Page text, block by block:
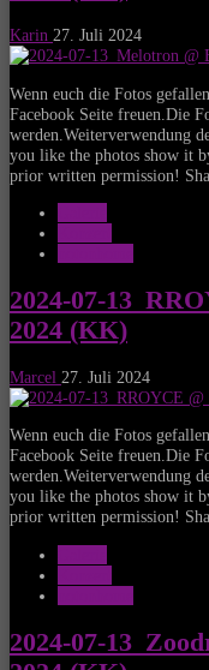
Karin 27. Juli 2024
Wenn euch die Fotos
Facebook Seite freuen.Die
werden.Weiterverwendung
you like the photos show it
prior written permission!
2024-07-
2024 (KK)
Marcel 27. Juli 2024
Wenn euch die Fotos
Facebook Seite freuen.Die
werden.Weiterverwendung
you like the photos show it
prior written permission!
2024-07-